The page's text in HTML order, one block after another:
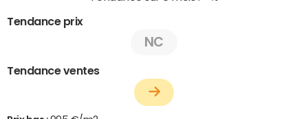
Tendance prix
NC
Tendance ventes